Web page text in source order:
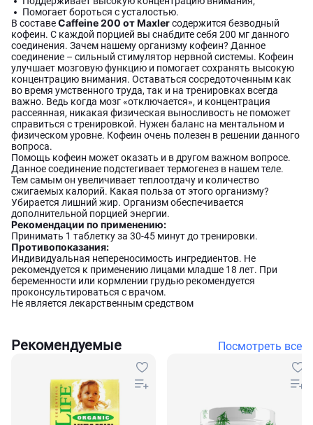
Помогает бороться с усталостью.
В составеCaffeine 200 от Maxlerсодержится безводный
кофеин. С каждой порцией вы снабдите себя 200 мг данного
соединения. Зачем нашему организму кофеин? Данное
соединение – сильный стимулятор нервной системы. Кофеин
улучшает мозговую функцию и помогает сохранять высокую
концентрацию внимания. Оставаться сосредоточенным как
во время умственного труда, так и на тренировках всегда
важно. Ведь когда мозг «отключается», и концентрация
рассеянная, никакая физическая выносливость не поможет
справиться с тренировкой. Нужен баланс на ментальном и
физическом уровне. Кофеин очень полезен в решении данного
вопроса.
Помощь кофеин может оказать и в другом важном вопросе.
Данное соединение подстегивает термогенез в нашем теле.
Тем самым он увеличивает теплоотдачу и количество
сжигаемых калорий. Какая польза от этого организму?
Убирается лишний жир. Организм обеспечивается
дополнительной порцией энергии.
Рекомендации по применению:
Принимать 1 таблетку за 30-45 минут до тренировки.
Противопоказания:
Индивидуальная непереносимость ингредиентов. Не
рекомендуется к применению лицами младше 18 лет. При
беременности или кормлении грудью рекомендуется
проконсультироваться с врачом.
Не является лекарственным средством
Рекомендуемые Посмотреть все